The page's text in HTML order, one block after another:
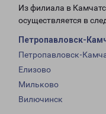
Из филиала в
осуществляется в
Петропавловск-
Петропавловск-
Елизово
Мильково
Вилючинск